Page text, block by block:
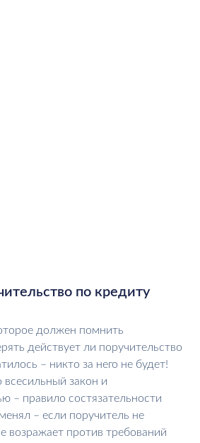
по кредиту
должен помнить
действует ли поручительство
– никто за него не будет!
закон и
– правило состязательности
– если поручитель не
возражает против требований